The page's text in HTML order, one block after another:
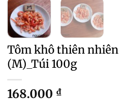
Tôm khô thiên
(M)_Túi 100g
168.000 ₫